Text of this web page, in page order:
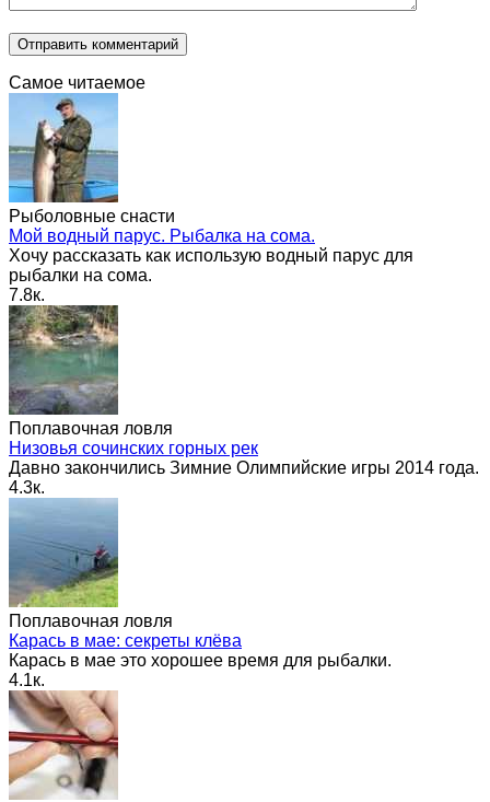
Самое читаемое
Рыболовные снасти
Мой водный парус. Рыбалка на сома.
Хочу рассказать как использую водный парус для
рыбалки на сома.
7.8к.
Поплавочная ловля
Низовья сочинских горных рек
Давно закончились Зимние Олимпийские игры 2014 года.
4.3к.
Поплавочная ловля
Карась в мае: секреты клёва
Карась в мае это хорошее время для рыбалки.
4.1к.